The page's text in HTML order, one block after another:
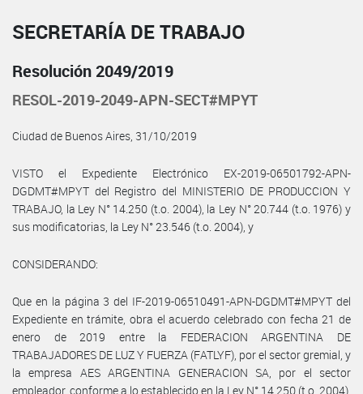
SECRETARÍA DE TRABAJO
Resolución 2049/2019
RESOL-2019-2049-APN-SECT#MPYT
Ciudad de Buenos Aires, 31/10/2019
VISTO el Expediente Electrónico EX-2019-06501792-APN-
DGDMT#MPYT del Registro del MINISTERIO DE PRODUCCION Y
TRABAJO, la Ley N° 14.250 (t.o. 2004), la Ley N° 20.744 (t.o. 1976) y
sus modificatorias, la Ley N° 23.546 (t.o. 2004), y
CONSIDERANDO:
Que en la página 3 del IF-2019-06510491-APN-DGDMT#MPYT del
Expediente en trámite, obra el acuerdo celebrado con fecha 21 de
enero de 2019 entre la FEDERACION ARGENTINA DE
TRABAJADORES DE LUZ Y FUERZA (FATLYF), por el sector gremial, y
la empresa AES ARGENTINA GENERACION SA, por el sector
empleador, conforme a lo establecido en la Ley N° 14.250 (t.o. 2004).